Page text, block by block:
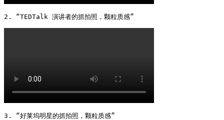
2. “TEDTalk 演讲者的抓拍照，颗粒质感”
3. “好莱坞明星的抓拍照，颗粒质感”